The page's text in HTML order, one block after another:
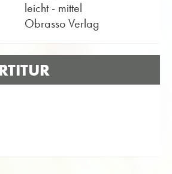
leicht - mittel
Obrasso Verlag